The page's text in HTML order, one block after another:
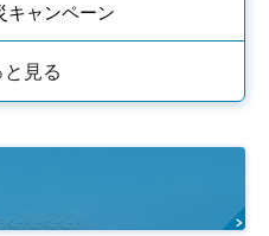
キャンペーン
と見る